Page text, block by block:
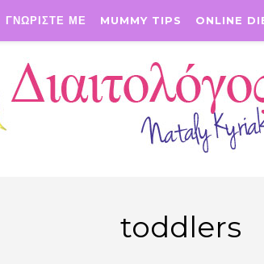
ΓΝΩΡΙΣΤΕ ΜΕ MUMMY TIPS ONLINE
toddlers